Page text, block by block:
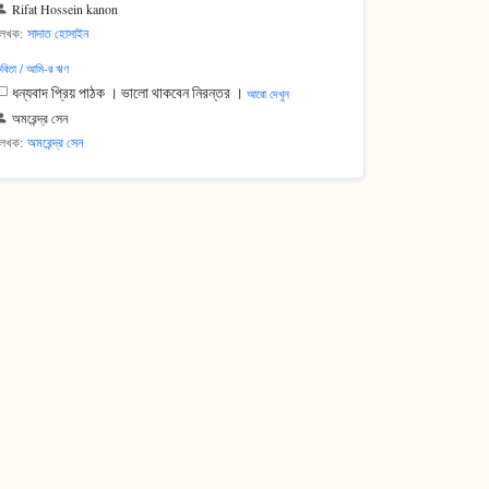
Rifat Hossein kanon
সাদাত হোসাইন
/ আমি-র ঋণ
ধন্যবাদ প্রিয় পাঠক । ভালো থাকবেন নিরন্তর । আরো দেখুন
অমরেন্দ্র সেন
অমরেন্দ্র সেন